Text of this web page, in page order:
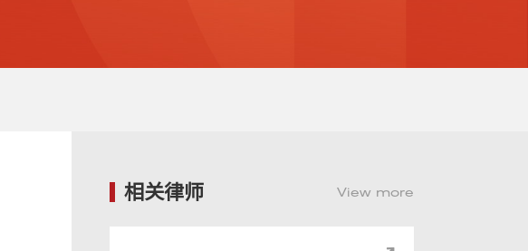
相关律师 View more